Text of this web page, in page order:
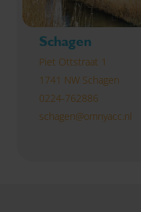
Schagen
Piet Ottstraat 1
1741 NW Schagen
0224-762886
schagen@omnyacc.nl